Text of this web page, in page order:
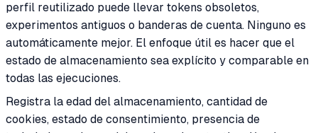
perfil reutilizado puede llevar tokens obsoletos,
experimentos antiguos o banderas de cuenta. Ninguno es
automáticamente mejor. El enfoque útil es hacer que el
estado de almacenamiento sea explícito y comparable en
todas las ejecuciones.
Registra la edad del almacenamiento, cantidad de
cookies, estado de consentimiento, presencia de